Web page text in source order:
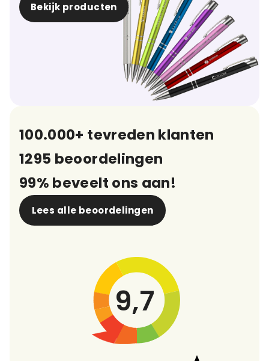
Bekijk producten
100.000+ tevreden klanten
1295 beoordelingen
99% beveelt ons aan!
Lees alle beoordelingen
9,7